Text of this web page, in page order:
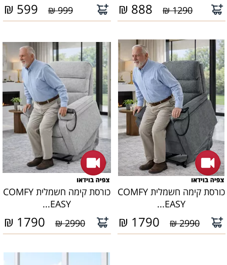
1290 ₪
888
₪
999 ₪
599
₪
כורסת קימה חשמלית COMFY
EASY...
2990 ₪
1790
₪
כורסת קימה חשמלית COMFY
EASY...
2990 ₪
1790
₪